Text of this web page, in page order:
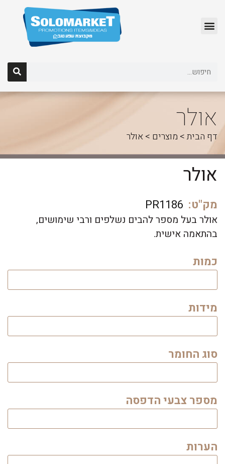
אולר
דף הבית> מוצרים >אולר
אולר
מק"ט: PR1186
אולר בעל מספר להבים נשלפים ורבי שימושים,
בהתאמה אישית.
כמות
מידות
סוג החומר
מספר צבעי הדפסה
הערות